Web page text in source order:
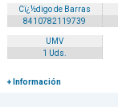
Cï¿½digo de Barras
8410782119739
UMV
1 Uds.
+ Información